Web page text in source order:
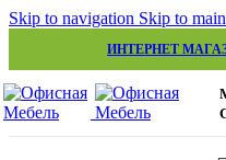
Skip to navigation Skip to
ИНТЕРНЕТ